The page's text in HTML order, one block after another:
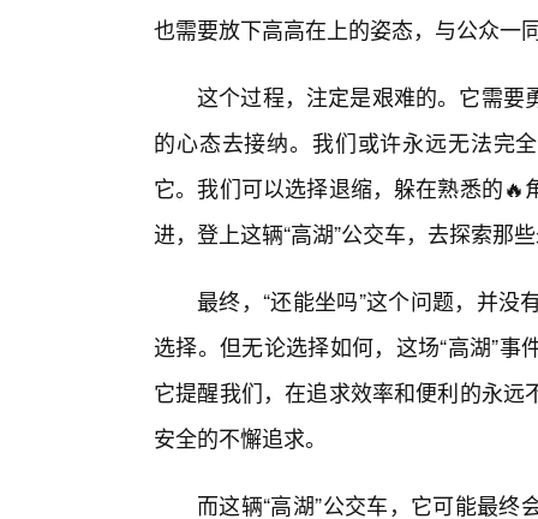
也需要放下高高在上的姿态，与公众一
这个过程，注定是艰难的。它需要
的心态去接纳。我们或许永远无法完
它。我们可以选择退缩，躲在熟悉的
进，登上这辆“高湖”公交车，去探索那
最终，“还能坐吗”这个问题，并
选择。但无论选择如何，这场“高湖”
它提醒我们，在追求效率和便利的永
安全的不懈追求。
而这辆“高湖”公交车，它可能最